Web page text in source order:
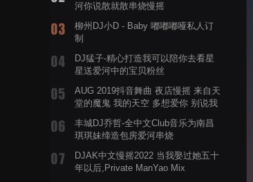
河你说散就散串烧慢摇
柳州DJ小D - Baby 嘟嘟嘟哑私人订
制
DJ猛子-精心打造我可以陪你去看星
星送爱河中的宝贝粉丝
AUG 2019抖音舞曲 夜店慢摇 来自天
堂的魔鬼 我的天空 多想爱你 别说我
丰城DJ乔哲-全中文Club音乐为南昌
琪琪妹缔造包房爱河串烧
DJAK中文慢摇2022 当我娶过她五十
年以后,Private ManYao Mix